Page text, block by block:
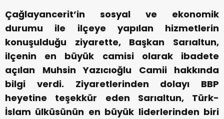
Çağlayancerit’in sosyal ve ekonomik
durumu ile ilçeye yapılan hizmetlerin
konuşulduğu ziyarette, Başkan Sarıaltun,
ilçenin en büyük camisi olarak ibadete
açılan Muhsin Yazıcıoğlu Camii hakkında
bilgi verdi. Ziyaretlerinden dolayı BBP
heyetine teşekkür eden Sarıaltun, Türk-
İslam ülküsünün en büyük liderlerinden biri